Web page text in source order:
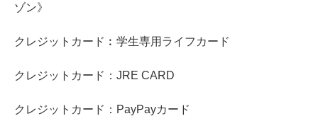
ゾン》
クレジットカード︰学生専用ライフカード
クレジットカード：JRE CARD
クレジットカード：PayPayカード